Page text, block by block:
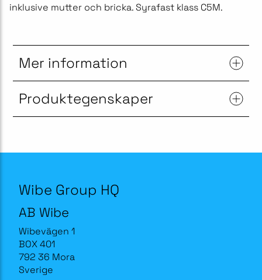
inklusive mutter och bricka. Syrafast klass C5M.
Mer information
Produktegenskaper
Wibe Group HQ
AB Wibe
Wibevägen 1
BOX 401
792 36 Mora
Sverige